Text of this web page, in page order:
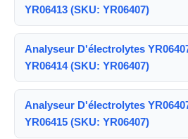
YR06413 (SKU: YR06407)
Analyseur D'électrolytes
YR06414 (SKU: YR06407)
Analyseur D'électrolytes
YR06415 (SKU: YR06407)